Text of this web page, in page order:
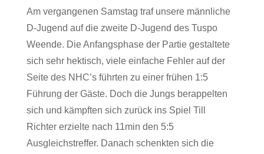
Am vergangenen Samstag traf unsere männliche
D-Jugend auf die zweite D-Jugend des Tuspo
Weende. Die Anfangsphase der Partie gestaltete
sich sehr hektisch, viele einfache Fehler auf der
Seite des NHC’s führten zu einer frühen 1:5
Führung der Gäste. Doch die Jungs berappelten
sich und kämpften sich zurück ins Spiel Till
Richter erzielte nach 11min den 5:5
Ausgleichstreffer. Danach schenkten sich die
Termine
Intern